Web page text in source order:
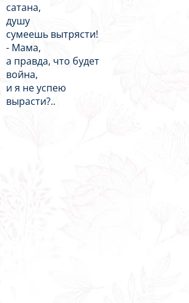
сатана,
душу
сумеешь вытрясти!
- Мама,
а правда, что будет
война,
и я не успею
вырасти?..